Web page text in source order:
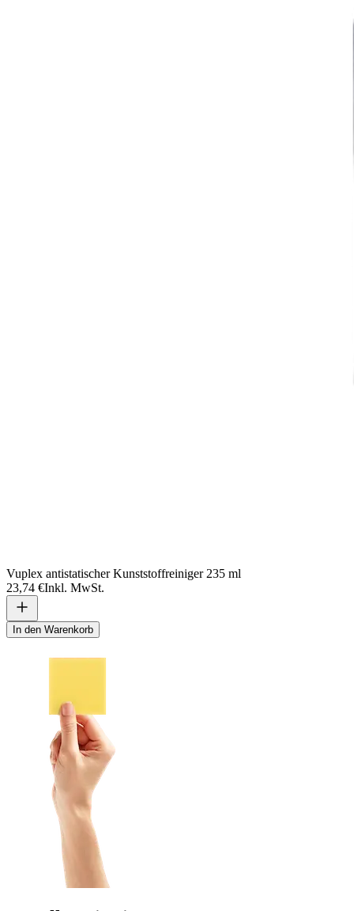
Vuplex antistatischer Kunststoffreiniger 235 ml
23,74 €Inkl. MwSt.
In den Warenkorb